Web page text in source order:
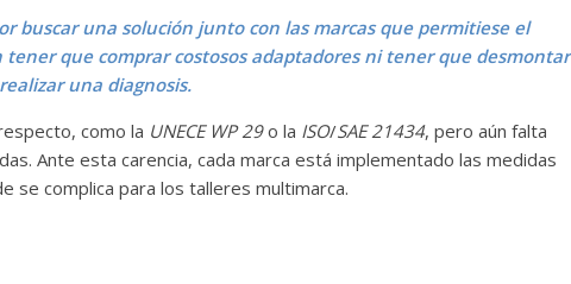
buscar una solución junto con las marcas que permitiese el
tener que comprar costosos adaptadores ni tener que desmontar
una diagnosis.
como la UNECE WP 29o la ISO/SAE 21434, pero aún falta
Ante esta carencia, cada marca está implementado las medidas
se complica para los talleres multimarca.